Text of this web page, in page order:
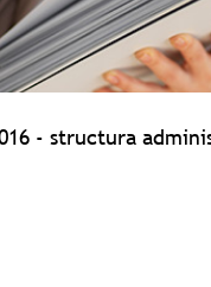
- structura